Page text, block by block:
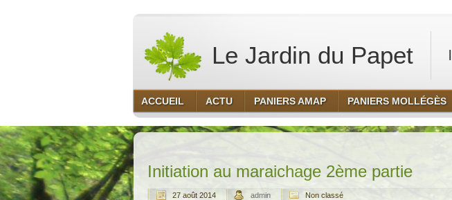
Le Jardin du Papet
ACCUEIL ACTU PANIERS AMAP PANIERS MOLLÉGÈS
Initiation au maraichage 2ème partie
27 août 2014 admin Non classé